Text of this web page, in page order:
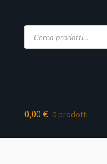
Products
search
0,00 € 0 prodotti